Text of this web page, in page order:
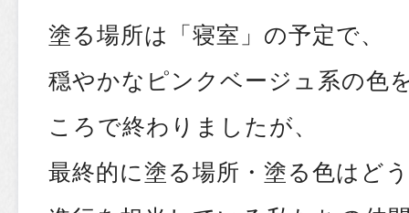
塗る場所は「寝室」の予定で、
穏やかなピンクベージュ系の色
ころで終わりましたが、
最終的に塗る場所・塗る色はど